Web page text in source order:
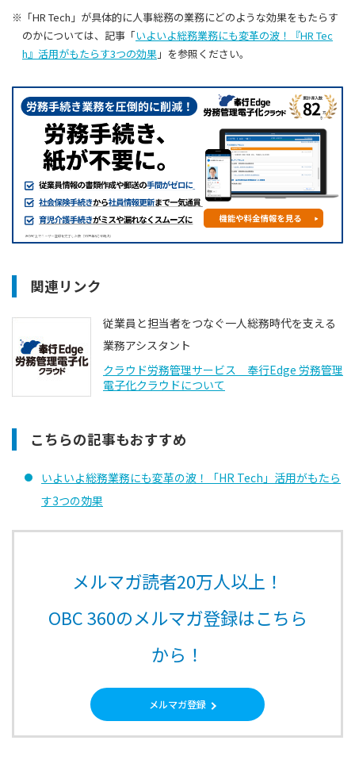
※「HR Tech」が具体的に人事総務の業務にどのような効果をもたらす
のかについては、記事「いよいよ総務業務にも変革の波！『HR Tec
h』活用がもたらす3つの効果 」を参照ください。
関連リンク
従業員と担当者をつなぐ一人総務時代を支える
業務アシスタント
クラウド労務管理サービス 奉行Edge 労務管理
電子化クラウドについて
こちらの記事もおすすめ
いよいよ総務業務にも変革の波！「HR Tech」活用がもたら
す3つの効果
メルマガ読者20万人以上！
OBC 360のメルマガ登録はこちら
から！
メルマガ登録